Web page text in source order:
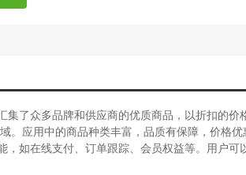
了众多品牌和供应商的优质商品，以折扣的价
。应用中的商品种类丰富，品质有保障，价格
如在线支付、订单跟踪、会员权益等。用户可